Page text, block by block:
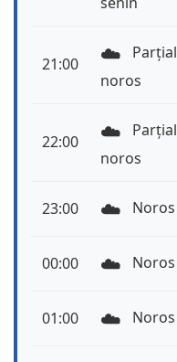
21:00 ☁️
Parțial
noros
22:00 ☁️
Parțial
noros
23:00 ☁️ Noros
00:00 ☁️ Noros
01:00 ☁️ Noros